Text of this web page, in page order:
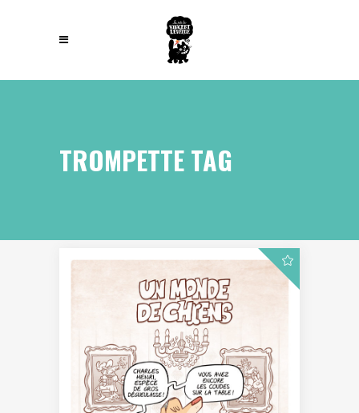
TROMPETTE TAG